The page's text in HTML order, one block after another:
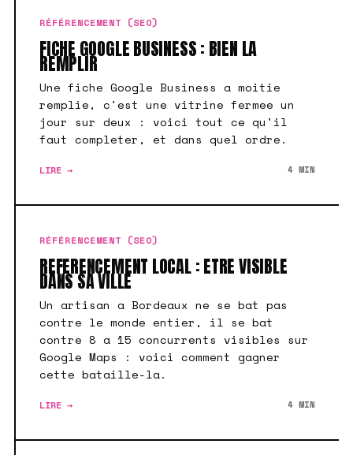
RÉFÉRENCEMENT (SEO)
FICHE GOOGLE BUSINESS : BIEN LA
REMPLIR
Une fiche Google Business a moitie
remplie, c'est une vitrine fermee un
jour sur deux : voici tout ce qu'il
faut completer, et dans quel ordre.
LIRE → 4 MIN
RÉFÉRENCEMENT (SEO)
REFERENCEMENT LOCAL : ETRE VISIBLE
DANS SA VILLE
Un artisan a Bordeaux ne se bat pas
contre le monde entier, il se bat
contre 8 a 15 concurrents visibles sur
Google Maps : voici comment gagner
cette bataille-la.
LIRE → 4 MIN